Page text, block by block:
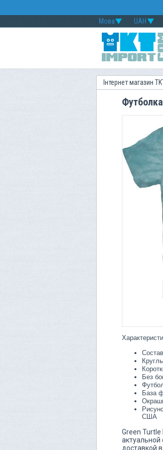
UAH
Мова
Інтернет магазин
Без
База
США
Green
актуальной
доставкой